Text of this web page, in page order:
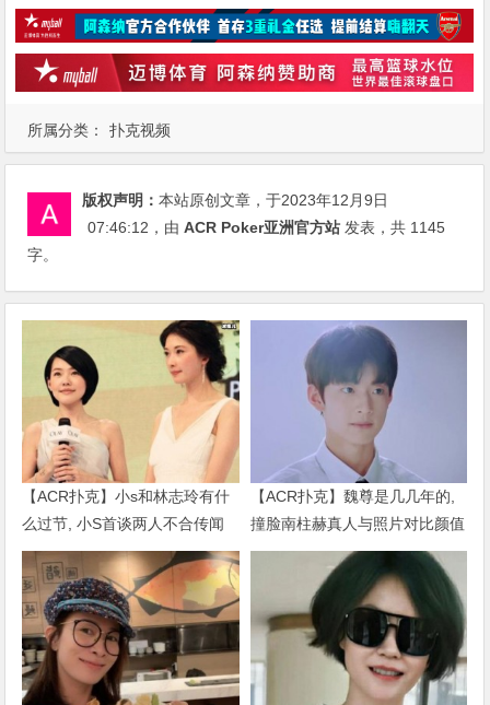
所属分类： 扑克视频
版权声明：本站原创文章，于2023年12月9日
07:46:12 ，由ACR Poker亚洲官方站 发表，共 1145
字。
【ACR扑克】小s和林志玲有什
么过节, 小S首谈两人不合传闻
说了什么
【ACR扑克】魏尊是几几年的,
撞脸南柱赫真人与照片对比颜值
被质疑